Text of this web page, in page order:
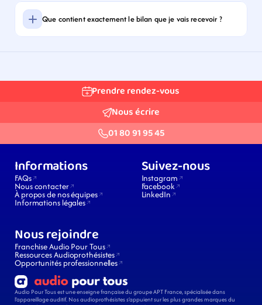
Que contient exactement le bilan que je vais recevoir ?
Prendre rendez-vous
Nous écrire
01 80 91 95 45
Audio Pour Tous est une enseigne française du groupe APT France, spécialisée dans
l’appareillage auditif. Nos audioprothésistes s’appuient sur les plus grandes marques du
Informations
FAQs
Nous contacter
À propos de nos équipes
Informations légales
Suivez-nous
Instagram
Facebook
LinkedIn
Nous rejoindre
Franchise Audio Pour Tous
Ressources Audioprothésistes
Opportunités professionnelles